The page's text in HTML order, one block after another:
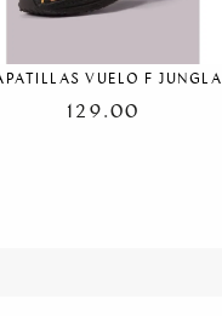
VUELO F JUNGLA
129.00